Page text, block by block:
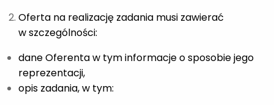
Oferta na realizację zadania musi zawierać
w szczególności:
dane Oferenta w tym informacje o sposobie jego
reprezentacji,
opis zadania, w tym: